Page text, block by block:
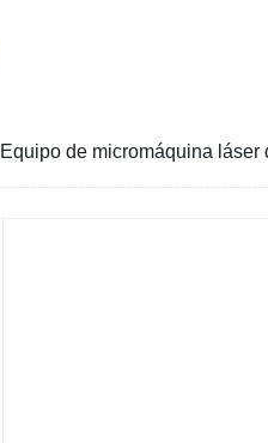
Equipo de micromáquina